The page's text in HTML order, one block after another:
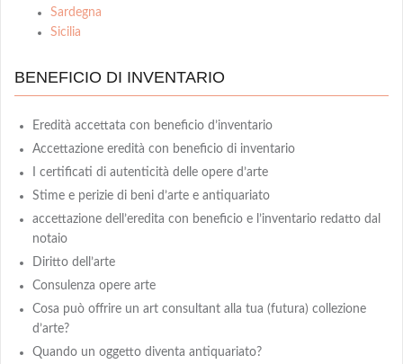
Sardegna
Sicilia
BENEFICIO DI INVENTARIO
Eredità accettata con beneficio d’inventario
Accettazione eredità con beneficio di inventario
I certificati di autenticità delle opere d’arte
Stime e perizie di beni d’arte e antiquariato
accettazione dell’eredita con beneficio e l’inventario redatto dal
notaio
Diritto dell’arte
Consulenza opere arte
Cosa può offrire un art consultant alla tua (futura) collezione
d’arte?
Quando un oggetto diventa antiquariato?